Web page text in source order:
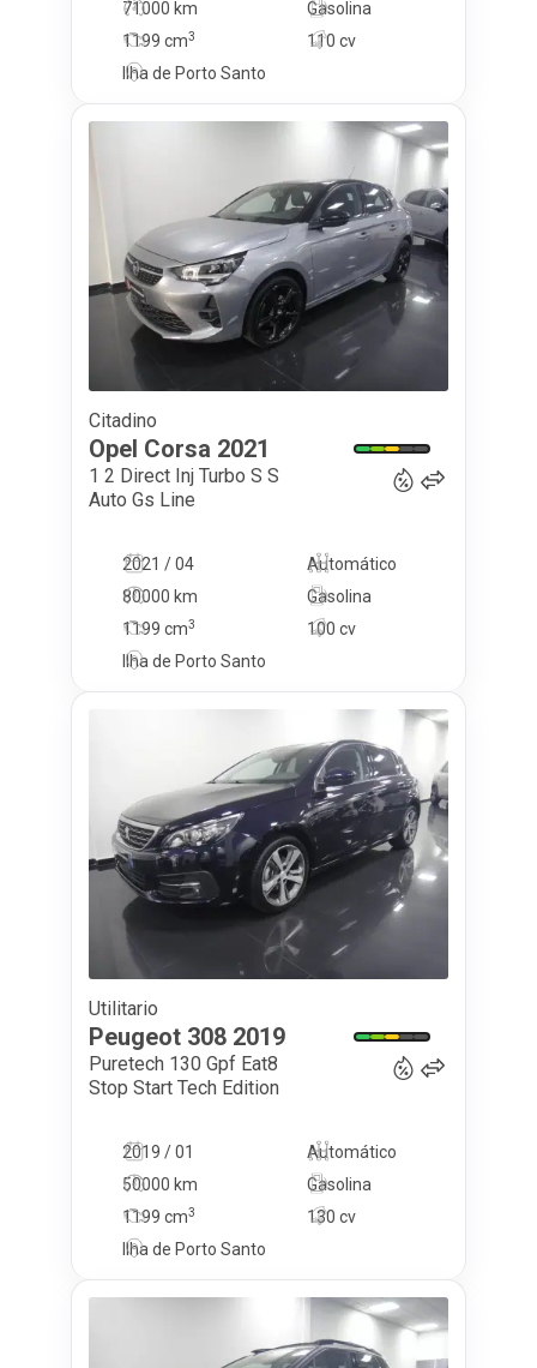
71000 km
110 cv
Gasolina
1199 cm3
Ilha de Porto Santo
Citadino
Opel Corsa 2021
1 2 Direct Inj Turbo S S
Auto Gs Line
2021 / 04
Automático
80000 km
100 cv
Gasolina
1199 cm3
Ilha de Porto Santo
Utilitario
Peugeot 308 2019
Puretech 130 Gpf Eat8
Stop Start Tech Edition
2019 / 01
Automático
50000 km
130 cv
Gasolina
1199 cm3
Ilha de Porto Santo